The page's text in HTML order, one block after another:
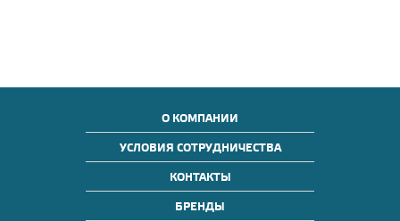
О КОМПАНИИ
УСЛОВИЯ СОТРУДНИЧЕСТВА
КОНТАКТЫ
БРЕНДЫ